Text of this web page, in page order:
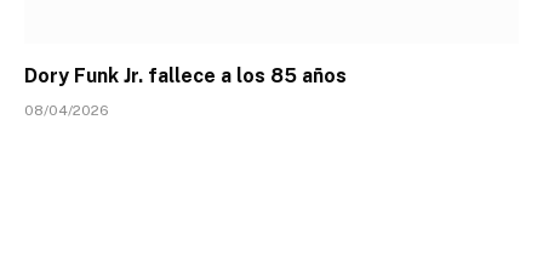
Dory Funk Jr. fallece a los 85 años
08/04/2026